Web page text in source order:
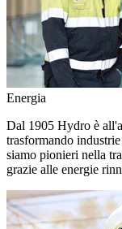
Energia
Dal 1905 Hydro è
trasformando
siamo pionieri nella
grazie alle energie